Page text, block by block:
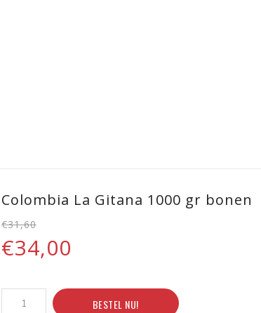
Colombia La Gitana 1000 gr bonen
€31,60
€34,00
BESTEL NU!